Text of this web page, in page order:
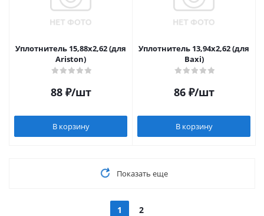
Уплотнитель 15,88x2,62 (для
Ariston)
88₽/шт
В корзину
Уплотнитель 13,94x2,62 (для
Baxi)
86₽/шт
В корзину
Показать еще
1 2